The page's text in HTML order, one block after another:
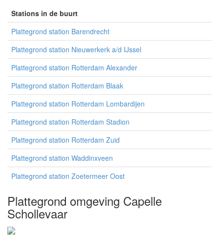
Stations in de buurt
Plattegrond station Barendrecht
Plattegrond station Nieuwerkerk a/d IJssel
Plattegrond station Rotterdam Alexander
Plattegrond station Rotterdam Blaak
Plattegrond station Rotterdam Lombardijen
Plattegrond station Rotterdam Stadion
Plattegrond station Rotterdam Zuid
Plattegrond station Waddinxveen
Plattegrond station Zoetermeer Oost
Plattegrond omgeving Capelle
Schollevaar